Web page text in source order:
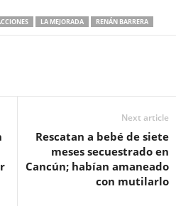
LA MEJORADA RENÁN BARRERA
Next article
Rescatan a bebé de siete
meses secuestrado en
Cancún; habían amaneado
con mutilarlo